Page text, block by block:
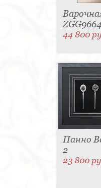
44 800
Панно
2
23 800